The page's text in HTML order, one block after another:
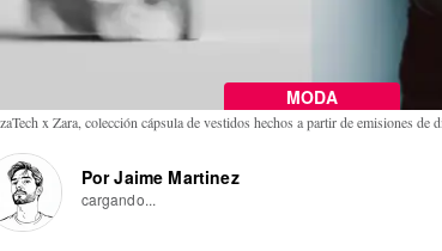
MODA
x Zara, colección cápsula de vestidos hechos a partir de emisiones de
Por Jaime Martinez
cargando...